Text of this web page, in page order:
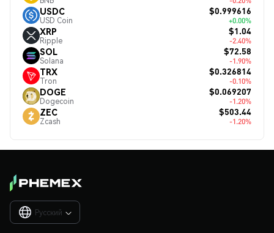
USDC
USD Coin
$0.999616
+0.00%
XRP
Ripple
$1.04
-2.40%
SOL
Solana
$72.58
-1.90%
TRX
Tron
$0.326814
-0.10%
DOGE
Dogecoin
$0.069207
-1.20%
ZEC
Zcash
$503.44
-1.20%
Русский 